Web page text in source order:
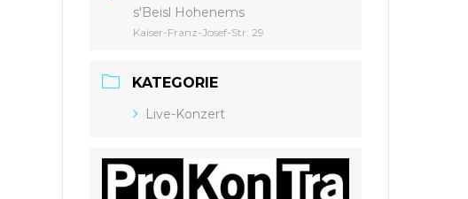
s'Beisl Hohenems
Kaiser-Franz-Josef-Str. 29
KATEGORIE
Live-Konzert